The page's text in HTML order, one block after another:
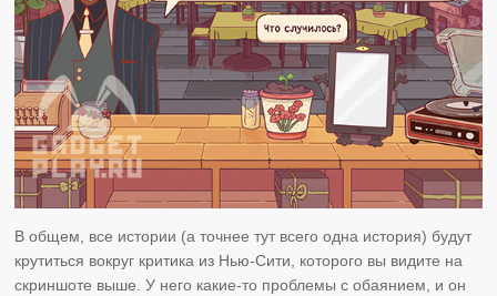
В общем, все истории (а точнее тут всего одна история) будут
крутиться вокруг критика из Нью-Сити, которого вы видите на
скриншоте выше. У него какие-то проблемы с обаянием, и он